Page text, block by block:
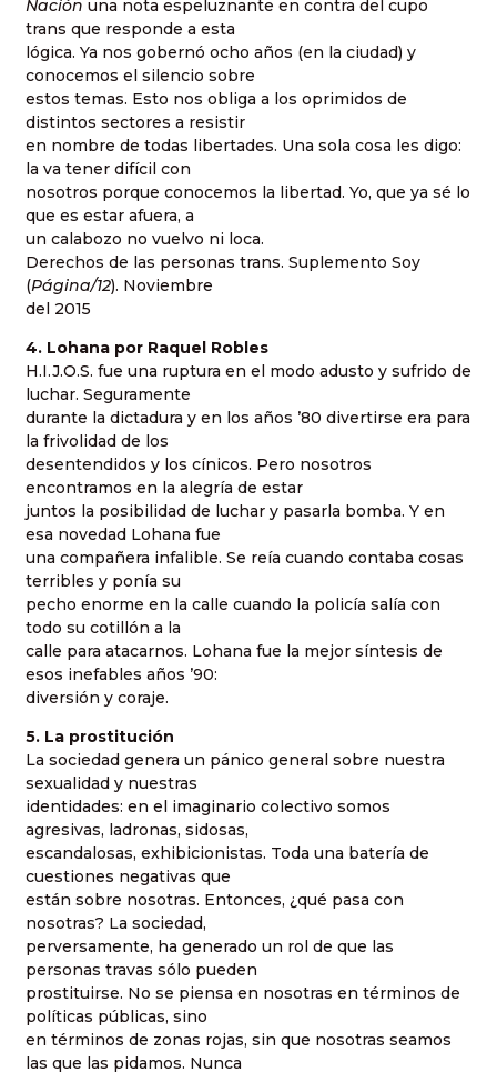
Nación una nota espeluznante en contra del cupo
trans que responde a esta
lógica. Ya nos gobernó ocho años (en la ciudad) y
conocemos el silencio sobre
estos temas. Esto nos obliga a los oprimidos de
distintos sectores a resistir
en nombre de todas libertades. Una sola cosa les digo:
la va tener difícil con
nosotros porque conocemos la libertad. Yo, que ya sé lo
que es estar afuera, a
un calabozo no vuelvo ni loca.
Derechos de las personas trans. Suplemento Soy
(Página/12). Noviembre
del 2015
4. Lohana por Raquel Robles
H.I.J.O.S. fue una ruptura en el modo adusto y sufrido de
luchar. Seguramente
durante la dictadura y en los años ’80 divertirse era para
la frivolidad de los
desentendidos y los cínicos. Pero nosotros
encontramos en la alegría de estar
juntos la posibilidad de luchar y pasarla bomba. Y en
esa novedad Lohana fue
una compañera infalible. Se reía cuando contaba cosas
terribles y ponía su
pecho enorme en la calle cuando la policía salía con
todo su cotillón a la
calle para atacarnos. Lohana fue la mejor síntesis de
esos inefables años ’90:
diversión y coraje.
5. La prostitución
La sociedad genera un pánico general sobre nuestra
sexualidad y nuestras
identidades: en el imaginario colectivo somos
agresivas, ladronas, sidosas,
escandalosas, exhibicionistas. Toda una batería de
cuestiones negativas que
están sobre nosotras. Entonces, ¿qué pasa con
nosotras? La sociedad,
perversamente, ha generado un rol de que las
personas travas sólo pueden
prostituirse. No se piensa en nosotras en términos de
políticas públicas, sino
en términos de zonas rojas, sin que nosotras seamos
las que las pidamos. Nunca